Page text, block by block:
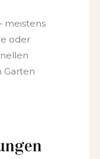
meistens
oder
Garten